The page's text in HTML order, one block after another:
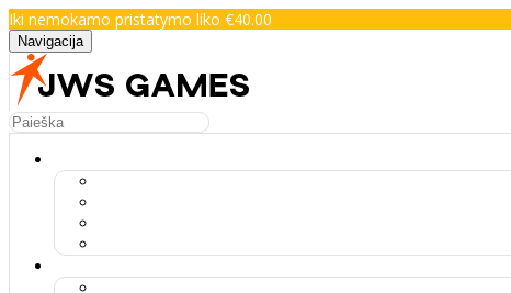
Iki nemokamo pristatymo liko €40.00
Navigacija